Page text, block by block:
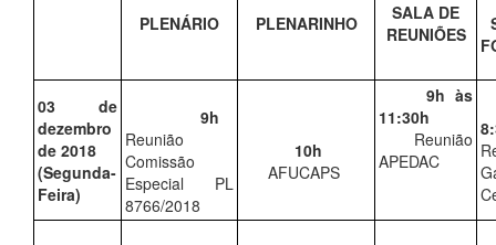
PLENÁRIO PLENARINHO
SALA DE
REUNIÕES
03 de
dezembro
de 2018
(Segunda-
Feira)
9h
Reunião
Comissão
Especial PL
8766/2018
10h
AFUCAPS
9h às
11:30h
Reunião
APEDAC